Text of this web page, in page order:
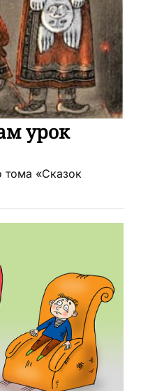
урок
тома «Сказок